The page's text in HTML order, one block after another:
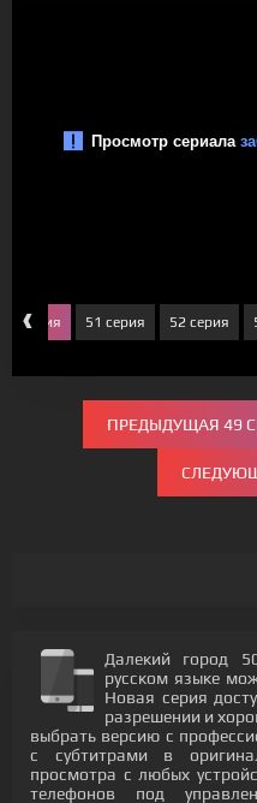
‹
50 серия 51 серия 52 серия
ПРЕДЫДУЩАЯ 49
Далекий город
русском языке
Новая серия
разрешении и
выбрать версию с
с субтитрами в
просмотра с любых
телефонов под